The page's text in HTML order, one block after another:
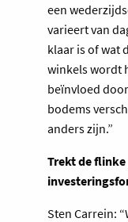
een
varieert van
klaar is of wat
winkels wordt
beïnvloed
bodems
anders zijn.”
Trekt de
Sten Carrein: